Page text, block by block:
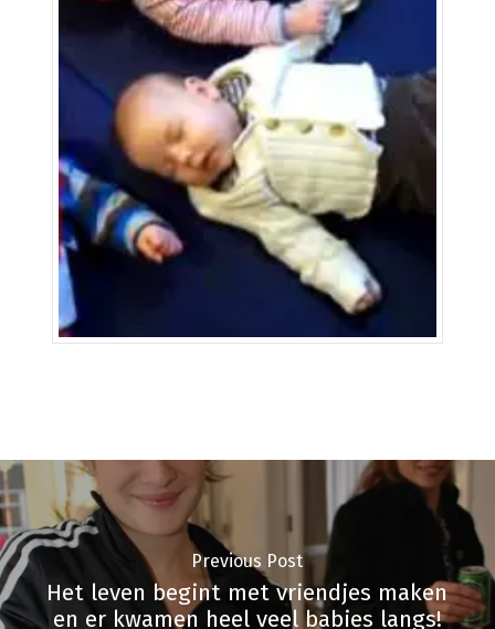
Previous Post
Het leven begint met vriendjes maken
en er kwamen heel veel babies langs!